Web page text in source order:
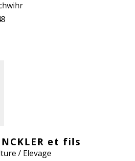
et fils
/ Elevage